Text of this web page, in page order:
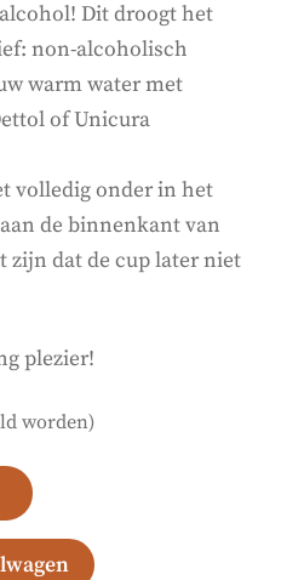
Dit droogt het
non-alcoholisch
warm water met
of Unicura
volledig onder in het
de binnenkant van
zijn dat de cup later niet
plezier!
worden)